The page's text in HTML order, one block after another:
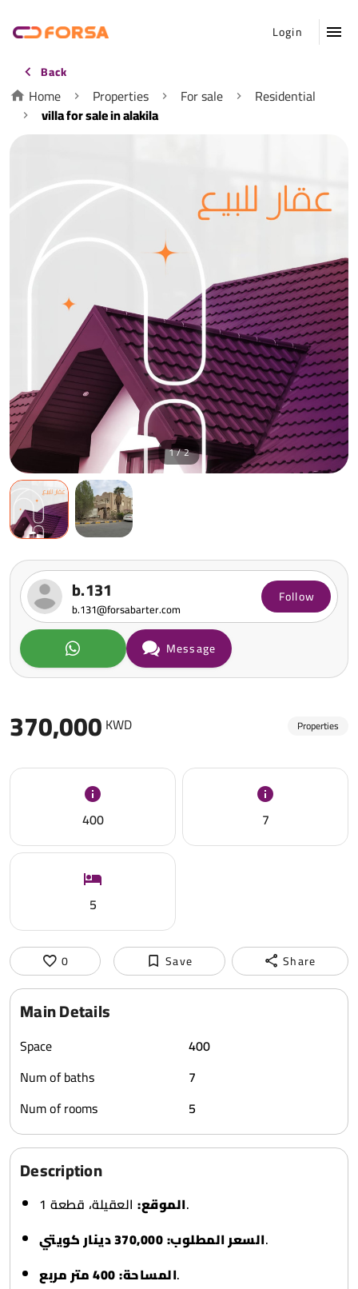
Login
Back
Home Properties For sale
Residential
villa for sale in alakila
370,000 KWD Properties
400 7
5
0 Save Share
Main Details
Space
400
Num of baths
7
Num of rooms
5
Description
الموقع:العقيلة، قطعة 1.
السعر المطلوب:370,000 دينار كويتي
.
المساحة:400 متر مربع
.
1 / 2
b.131
b.131@forsabarter.com
Follow
Message